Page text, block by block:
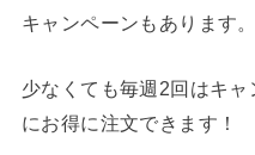
キャンペーンもあります。
少なくても毎週2回はキ
にお得に注文できます！